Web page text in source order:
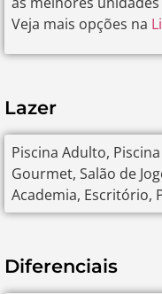
Veja mais opções na
Lazer
Piscina Adulto,
Gourmet, Salão de
Academia, Escritório,
Diferenciais